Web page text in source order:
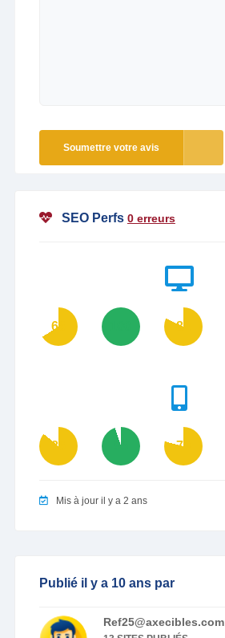
Soumettre votre avis
SEO Perfs 0 erreurs
66 82
86 95 79
Mis à jour il y a 2 ans
Publié il y a 10 ans par
Ref25@axecibles.com